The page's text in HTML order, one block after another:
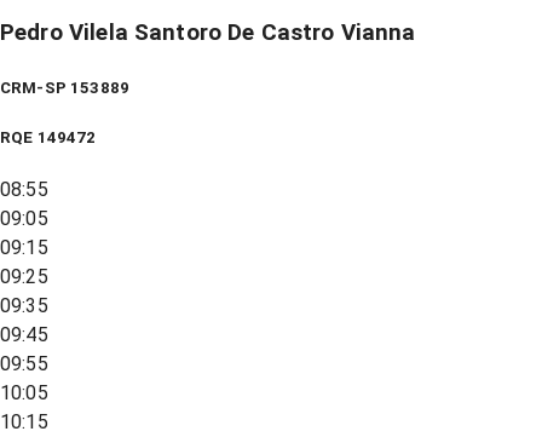
Pedro Vilela Santoro De Castro Vianna
CRM-SP 153889
RQE 149472
08:55
09:05
09:15
09:25
09:35
09:45
09:55
10:05
10:15